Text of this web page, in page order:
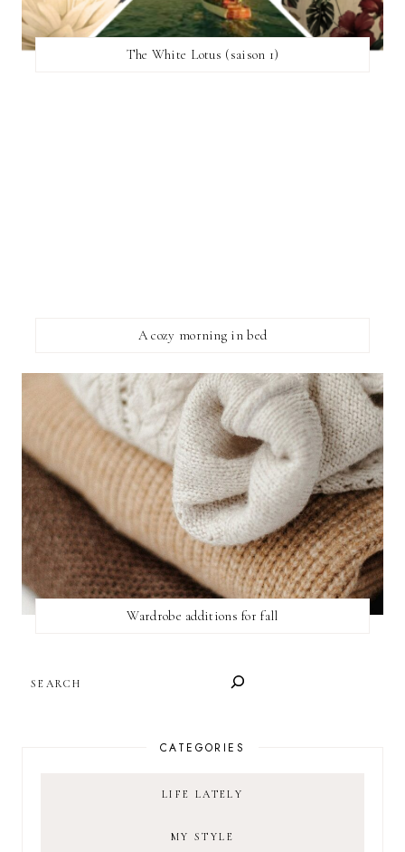
The White Lotus (saison 1)
A cozy morning in bed
Wardrobe additions for fall
CATEGORIES
LIFE LATELY
MY STYLE